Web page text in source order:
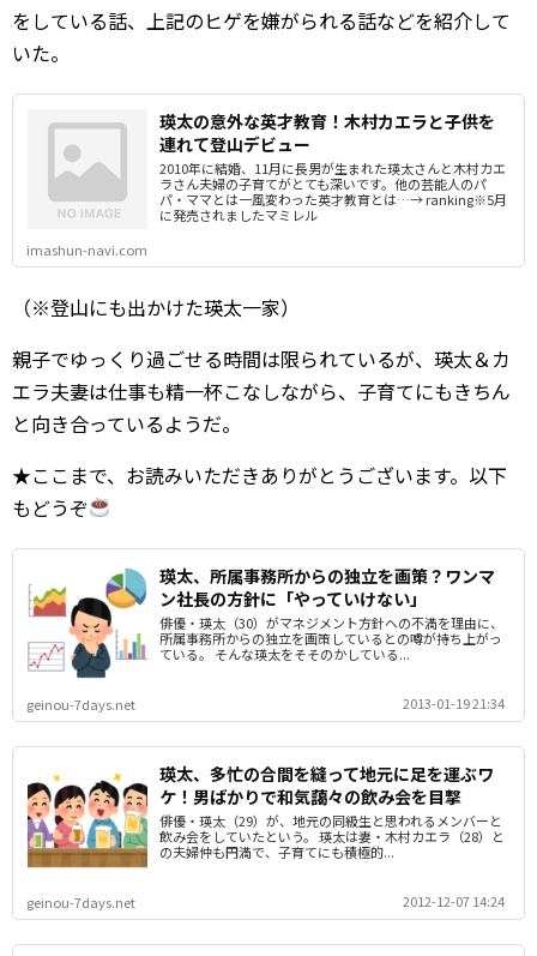
をしている話、上記のヒゲを嫌がられる話などを紹介して
いた。
瑛太の意外な英才教育！木村カエラと子供を
連れて登山デビュー
2010年に結婚、11月に長男が生まれた瑛太さんと木村カエ
ラさん夫婦の子育てがとても深いです。他の芸能人のパ
パ・ママとは一風変わった英才教育とは…→ ranking※5月
に発売されましたマミレル
imashun-navi.com
（※登山にも出かけた瑛太一家）
親子でゆっくり過ごせる時間は限られているが、瑛太＆カ
エラ夫妻は仕事も精一杯こなしながら、子育てにもきちん
と向き合っているようだ。
★ここまで、お読みいただきありがとうございます。以下
もどうぞ
瑛太、所属事務所からの独立を画策？ワンマ
ン社長の方針に「やっていけない」
俳優・瑛太（30）がマネジメント方針への不満を理由に、
所属事務所からの独立を画策しているとの噂が持ち上がっ
ている。 そんな瑛太をそそのかしている...
geinou-7days.net 2013-01-19 21:34
瑛太、多忙の合間を縫って地元に足を運ぶワ
ケ！男ばかりで和気藹々の飲み会を目撃
俳優・瑛太（29）が、地元の同級生と思われるメンバーと
飲み会をしていたという。 瑛太は妻・木村カエラ（28）と
の夫婦仲も円満で、子育てにも積極的...
geinou-7days.net 2012-12-07 14:24